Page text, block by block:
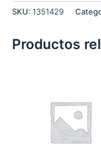
SKU: 1351429
Productos